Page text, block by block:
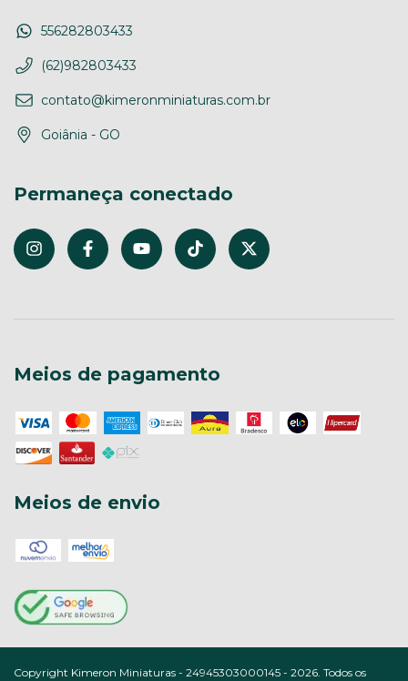
556282803433
(62)982803433
contato@kimeronminiaturas.com.br
Goiânia - GO
Permaneça conectado
Meios de pagamento
Meios de envio
Copyright Kimeron Miniaturas - 24945303000145 - 2026. Todos os